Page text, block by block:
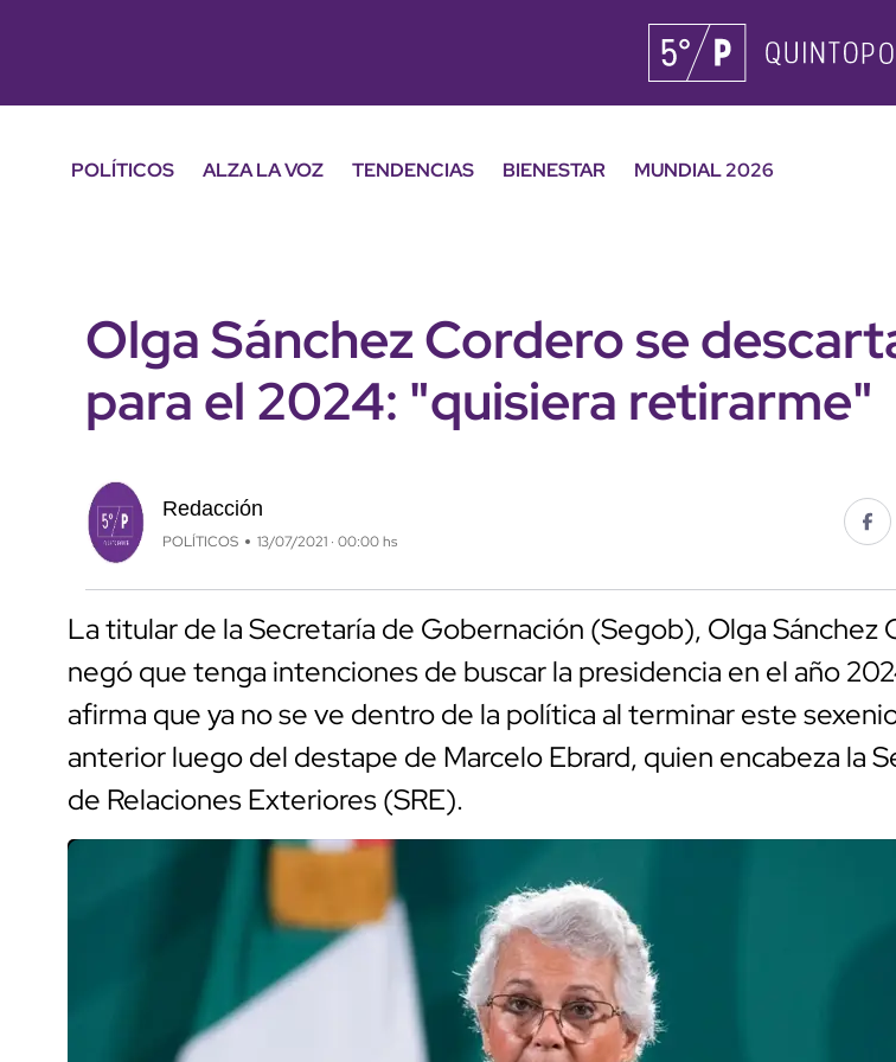
POLÍTICOS ALZA LA VOZ TENDENCIAS BIENESTAR
MUNDIAL 2026
Olga Sánchez Cordero se
para el 2024: "quisiera retirarme"
Redacción
POLÍTICOS 13/07/2021 · 00:00 hs
La titular de la Secretaría de Gobernación (Segob), Olga Sánchez
negó que tenga intenciones de buscar la presidencia en el año
afirma que ya no se ve dentro de la política al terminar este
anterior luego del destape de Marcelo Ebrard, quien encabeza la
de Relaciones Exteriores (SRE).